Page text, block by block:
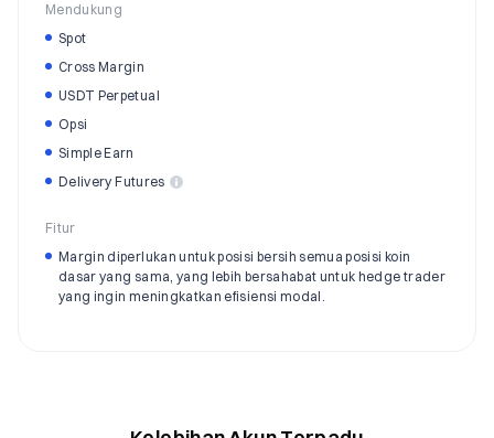
Mendukung
Spot
Cross Margin
USDT Perpetual
Opsi
Simple Earn
Delivery Futures
Fitur
Margin diperlukan untuk posisi bersih semua posisi koin
dasar yang sama, yang lebih bersahabat untuk hedge trader
yang ingin meningkatkan efisiensi modal.